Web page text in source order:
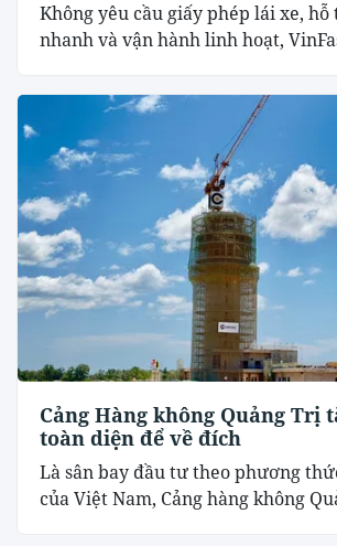
Không yêu cầu giấy phép lái xe,
nhanh và vận hành linh hoạt,
Cảng Hàng không Quảng Trị
toàn diện để về đích
Là sân bay đầu tư theo phương
của Việt Nam, Cảng hàng không